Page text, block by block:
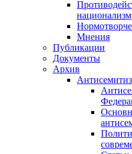
Мнения
Публикации
Документы
Архив